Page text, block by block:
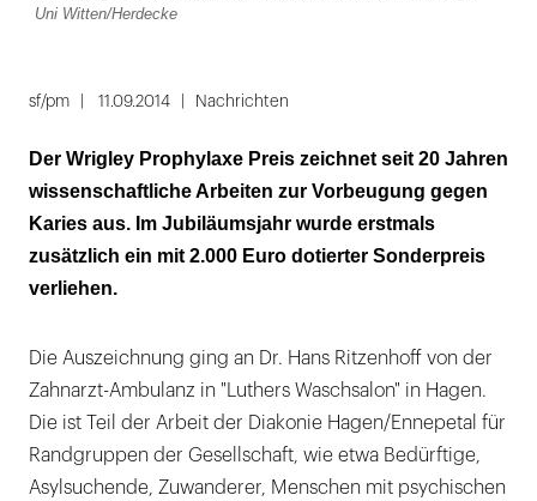
Uni Witten/Herdecke
sf/pm 11.09.2014 Nachrichten
Der Wrigley Prophylaxe Preis zeichnet seit 20 Jahren
wissenschaftliche Arbeiten zur Vorbeugung gegen
Karies aus. Im Jubiläumsjahr wurde erstmals
zusätzlich ein mit 2.000 Euro dotierter Sonderpreis
verliehen.
Die Auszeichnung ging an Dr. Hans Ritzenhoff von der
Zahnarzt-Ambulanz in "Luthers Waschsalon" in Hagen.
Die ist Teil der Arbeit der Diakonie Hagen/Ennepetal für
Randgruppen der Gesellschaft, wie etwa Bedürftige,
Asylsuchende, Zuwanderer, Menschen mit psychischen